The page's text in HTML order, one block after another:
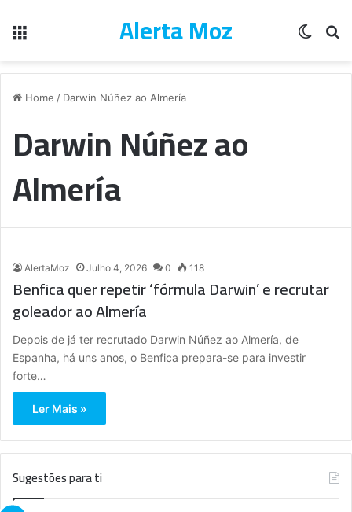
Alerta Moz
Home / Darwin Núñez ao Almería
Darwin Núñez ao
Almería
AlertaMoz Julho 4, 2026 0 118
Benfica quer repetir ‘fórmula Darwin’ e recrutar
goleador ao Almería
Depois de já ter recrutado Darwin Núñez ao Almería, de
Espanha, há uns anos, o Benfica prepara-se para investir
forte…
Ler Mais »
Sugestões para ti